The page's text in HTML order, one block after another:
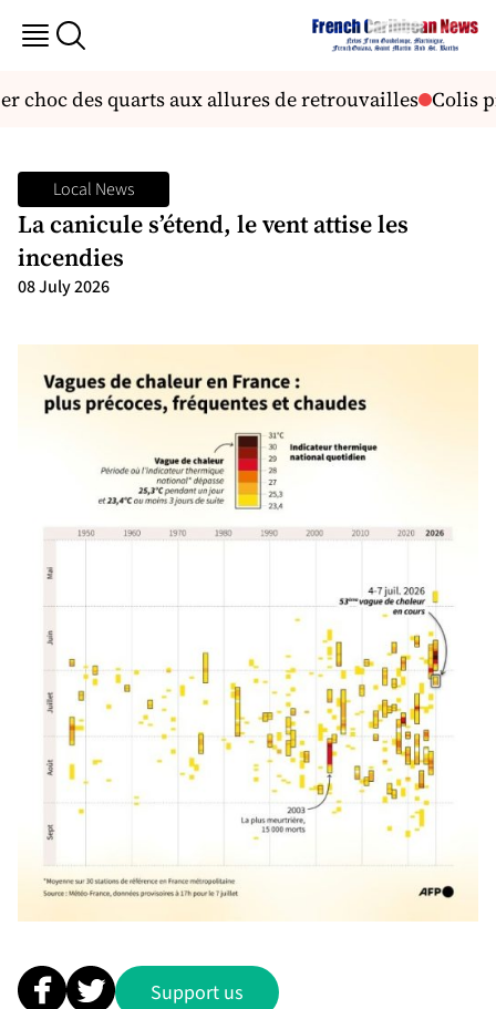
des quarts aux allures de retrouvailles Colis
Local News
La canicule s’étend, le vent attise les
incendies
08 July 2026
Support us